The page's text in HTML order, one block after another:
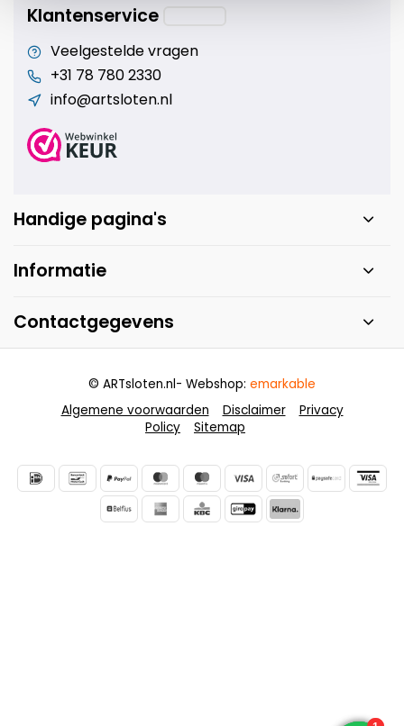
Klantenservice
Veelgestelde vragen
+31 78 780 2330
info@artsloten.nl
Handige pagina's
Informatie
Contactgegevens
Algemene voorwaarden Disclaimer
Privacy
Policy
Sitemap
© ARTsloten.nl- Webshop: emarkable